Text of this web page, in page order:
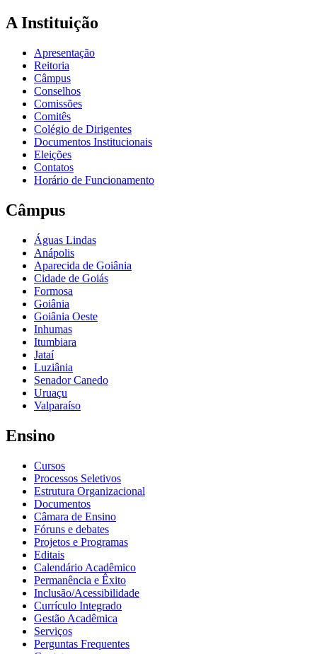
A Instituição
Apresentação
Reitoria
Câmpus
Conselhos
Comissões
Comitês
Colégio de Dirigentes
Documentos Institucionais
Eleições
Contatos
Horário de Funcionamento
Câmpus
Águas Lindas
Anápolis
Aparecida de Goiânia
Cidade de Goiás
Formosa
Goiânia
Goiânia Oeste
Inhumas
Itumbiara
Jataí
Luziânia
Senador Canedo
Uruaçu
Valparaíso
Ensino
Cursos
Processos Seletivos
Estrutura Organizacional
Documentos
Câmara de Ensino
Fóruns e debates
Projetos e Programas
Editais
Calendário Acadêmico
Permanência e Êxito
Inclusão/Acessibilidade
Currículo Integrado
Gestão Acadêmica
Serviços
Perguntas Frequentes